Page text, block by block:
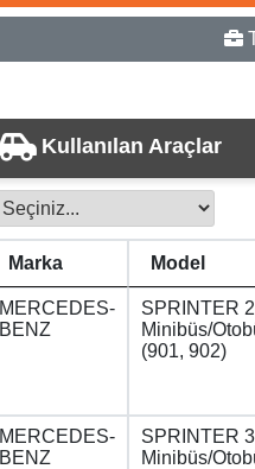
Kullanılan Araçlar
Marka Model
MERCEDES-
BENZ
SPRINTER
Minibüs/
(901, 902)
MERCEDES-
BENZ
SPRINTER
Minibüs/